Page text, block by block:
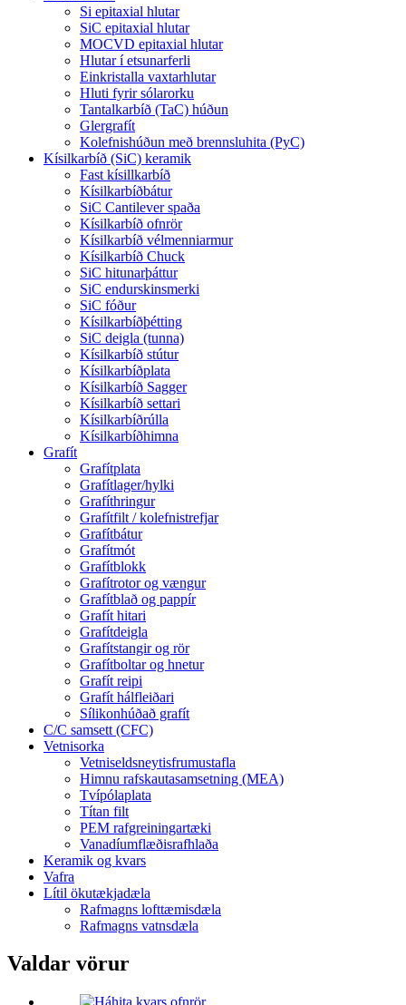
Si epitaxial hlutar
SiC epitaxial hlutar
MOCVD epitaxial hlutar
Hlutar í etsunarferli
Einkristalla vaxtarhlutar
Hluti fyrir sólarorku
Tantalkarbíð (TaC) húðun
Glergrafít
Kolefnishúðun með brennsluhita (PyC)
Kísilkarbíð (SiC) keramik
Fast kísillkarbíð
Kísilkarbíðbátur
SiC Cantilever spaða
Kísilkarbíð ofnrör
Kísilkarbíð vélmenniarmur
Kísilkarbíð Chuck
SiC hitunarþáttur
SiC endurskinsmerki
SiC fóður
Kísilkarbíðþétting
SiC deigla (tunna)
Kísilkarbíð stútur
Kísilkarbíðplata
Kísilkarbíð Sagger
Kísilkarbíð settari
Kísilkarbíðrúlla
Kísilkarbíðhimna
Grafít
Grafítplata
Grafítlager/hylki
Grafíthringur
Grafítfilt / kolefnistrefjar
Grafítbátur
Grafítmót
Grafítblokk
Grafítrotor og vængur
Grafítblað og pappír
Grafít hitari
Grafítdeigla
Grafítstangir og rör
Grafítboltar og hnetur
Grafít reipi
Grafít hálfleiðari
Sílikonhúðað grafít
C/C samsett (CFC)
Vetnisorka
Vetniseldsneytisfrumustafla
Himnu rafskautasamsetning (MEA)
Tvípólaplata
Títan filt
PEM rafgreiningartæki
Vanadíumflæðisrafhlaða
Keramik og kvars
Vafra
Lítil ökutækjadæla
Rafmagns lofttæmisdæla
Rafmagns vatnsdæla
Valdar vörur